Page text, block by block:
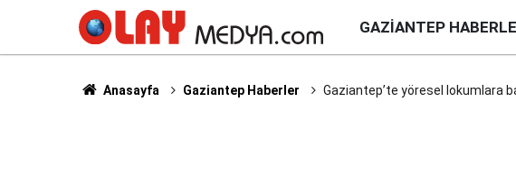
GAZIANTEP
Anasayfa Gaziantep Haberler Gaziantep’te yöresel lokumlara